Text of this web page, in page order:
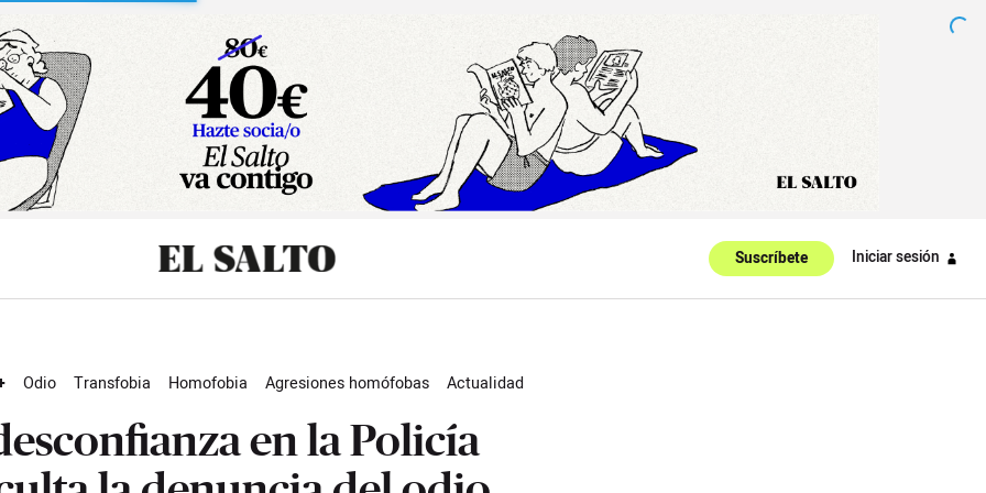
Suscríbete Iniciar sesión
Odio Transfobia Homofobia Agresiones homófobas Actualidad
en la Policía